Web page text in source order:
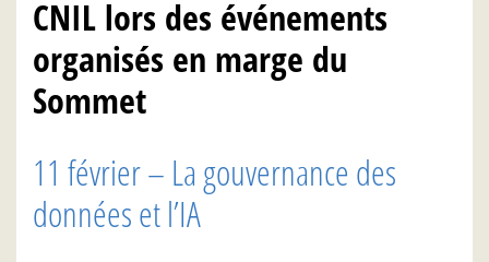
CNIL lors des événements
organisés en marge du
Sommet
11 février – La gouvernance des
données et l’IA